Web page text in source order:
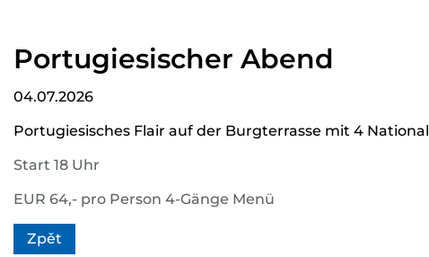
Portugiesischer Abend
04.07.2026
Portugiesisches Flair auf der Burgterrasse mit 4
Start 18 Uhr
EUR 64,- pro Person 4-Gänge Menü
Zpět